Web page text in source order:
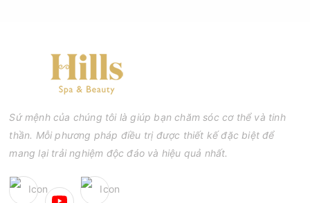
đạt tiêu chuẩn cần đáp ứng những yêu cầu nào?
Sứ mệnh của chúng tôi là giúp bạn chăm sóc cơ thể và tinh
thần. Mỗi phương pháp điều trị được thiết kế đặc biệt để
mang lại trải nghiệm độc đáo và hiệu quả nhất.